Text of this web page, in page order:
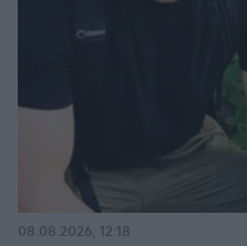
08.08.2026, 12:18